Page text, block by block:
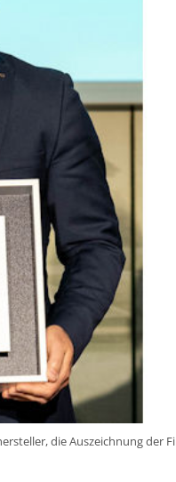
die Auszeichnung der